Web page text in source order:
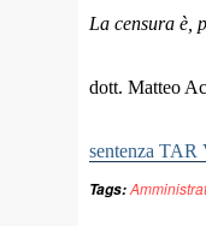
La censura è,
dott. Matteo
sentenza TAR
Tags: